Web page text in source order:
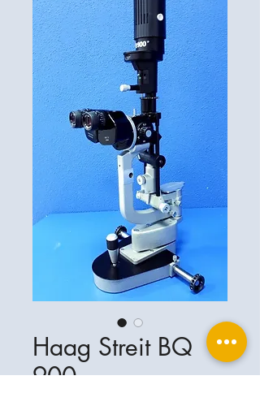
Haag Streit BQ
900